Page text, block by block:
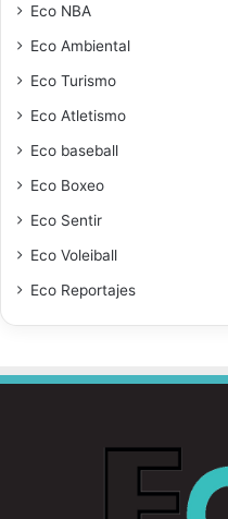
Eco NBA
Eco Ambiental
Eco Turismo
Eco Atletismo
Eco baseball
Eco Boxeo
Eco Sentir
Eco Voleiball
Eco Reportajes